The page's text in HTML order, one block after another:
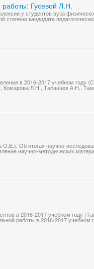
работы: Гусевой Л.Н.
у студентов вуза
кандидата
в 2016-2017 учебном году
Комарова Л.Н., Таланцев А.Н.,
Об итогах научно-
научно-методических
в 2016-2017 учебном году
работы в 2016-2017 учебном